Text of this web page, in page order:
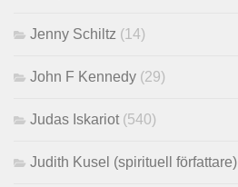
Jenny Schiltz (14)
John F Kennedy (29)
Judas Iskariot (540)
Judith Kusel (spirituell författare)